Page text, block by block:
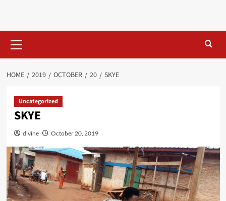
content
Menu
HOME 2019 OCTOBER 20 SKYE
Uncategorized
SKYE
divine October 20, 2019